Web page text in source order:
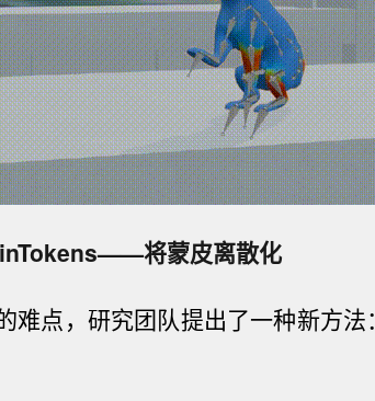
将蒙皮离散化
难点，研究团队提出了一种新方法：